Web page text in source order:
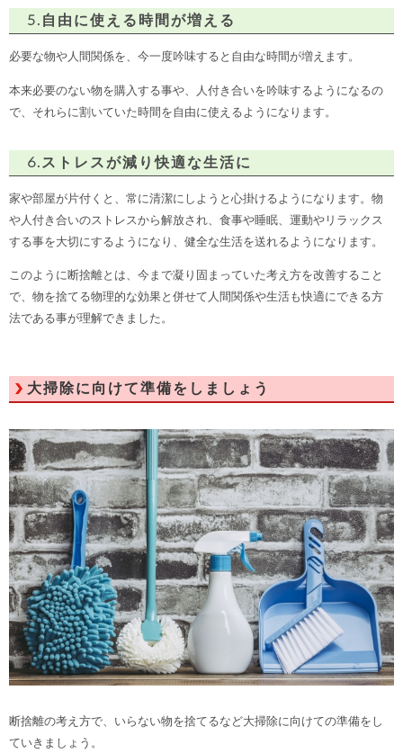
5.自由に使える時間が増える
必要な物や人間関係を、今一度吟味すると自由な時間が増えます。
本来必要のない物を購入する事や、人付き合いを吟味するようになるの
で、それらに割いていた時間を自由に使えるようになります。
6.ストレスが減り快適な生活に
家や部屋が片付くと、常に清潔にしようと心掛けるようになります。物
や人付き合いのストレスから解放され、食事や睡眠、運動やリラックス
する事を大切にするようになり、健全な生活を送れるようになります。
このように断捨離とは、今まで凝り固まっていた考え方を改善すること
で、物を捨てる物理的な効果と併せて人間関係や生活も快適にできる方
法である事が理解できました。
大掃除に向けて準備をしましょう
断捨離の考え方で、いらない物を捨てるなど大掃除に向けての準備をし
ていきましょう。